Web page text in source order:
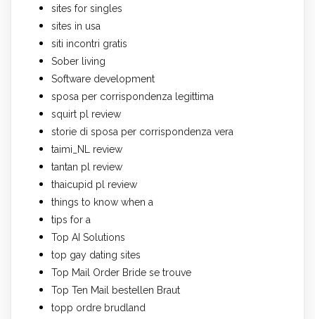
sites for singles
sites in usa
siti incontri gratis
Sober living
Software development
sposa per corrispondenza legittima
squirt pl review
storie di sposa per corrispondenza vera
taimi_NL review
tantan pl review
thaicupid pl review
things to know when a
tips for a
Top AI Solutions
top gay dating sites
Top Mail Order Bride se trouve
Top Ten Mail bestellen Braut
topp ordre brudland